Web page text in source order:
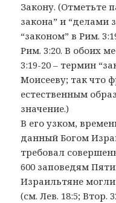
Закону. (Отметьте
закона” и “делами
“законом” в Рим.
Рим. 3:20. В обоих
3:19-20 – термин
Моисееву; так что
естественным
значение.)
В его узком,
данный Богом
требовал
600 заповедям
Израильтяне
(см. Лев. 18:5; Втор.